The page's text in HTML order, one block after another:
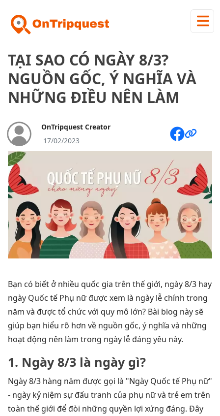
TẠI SAO CÓ NGÀY 8/3?
NGUỒN GỐC, Ý NGHĨA VÀ
NHỮNG ĐIỀU NÊN LÀM
OnTripquest Creator
17/02/2023
Bạn có biết ở nhiều quốc gia trên thế giới, ngày 8/3 hay
ngày Quốc tế Phụ nữ được xem là ngày lễ chính trong
năm và được tổ chức với quy mô lớn? Bài blog này sẽ
giúp bạn hiểu rõ hơn về nguồn gốc, ý nghĩa và những
hoạt động nên làm trong ngày lễ đáng yêu này.
1. Ngày 8/3 là ngày gì?
Ngày 8/3 hàng năm được gọi là "Ngày Quốc tế Phụ nữ"
- ngày kỷ niệm sự đấu tranh của phụ nữ và trẻ em trên
toàn thế giới để đòi những quyền lợi xứng đáng. Đây